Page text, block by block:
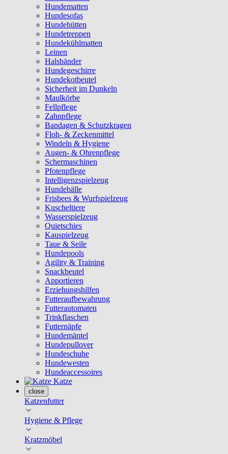
Hundematten
Hundesofas
Hundehütten
Hundetreppen
Hundekühlmatten
Leinen
Halsbänder
Hundegeschirre
Hundekotbeutel
Sicherheit im Dunkeln
Maulkörbe
Fellpflege
Zahnpflege
Bandagen & Schutzkragen
Floh- & Zeckenmittel
Windeln & Hygiene
Augen- & Ohrenpflege
Schermaschinen
Pfotenpflege
Intelligenzspielzeug
Hundebälle
Frisbees & Wurfspielzeug
Kuscheltiere
Wasserspielzeug
Quietschies
Kauspielzeug
Taue & Seile
Hundepools
Agility & Training
Snackbeutel
Apportieren
Erziehungshilfen
Futteraufbewahrung
Futterautomaten
Trinkflaschen
Futternäpfe
Hundemäntel
Hundepullover
Hundeschuhe
Hundewesten
Hundeaccessoires
Katze
close
Katzenfutter
Hygiene & Pflege
Kratzmöbel